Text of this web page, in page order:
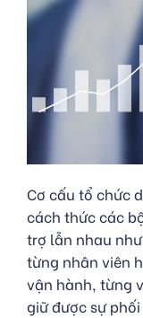
Cơ cấu tổ chức
cách thức các
trợ lẫn nhau
từng nhân viên
vận hành, từng
giữ được sự